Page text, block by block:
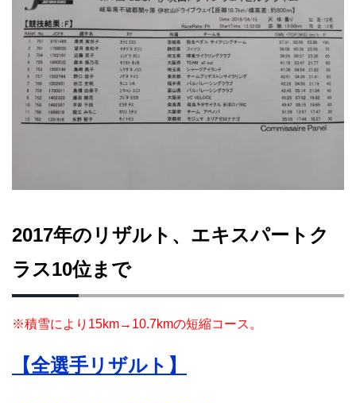
2017年のリザルト、エキスパートク
ラス10位まで
※積雪により15km→10.7kmの短縮コース。
【全選手リザルト】